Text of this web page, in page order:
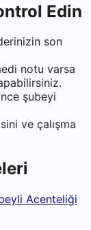
Edin
son
notu varsa
şubeyi
ve çalışma
Acenteliği